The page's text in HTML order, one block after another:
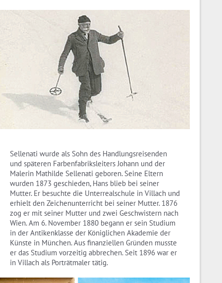
Sellenati wurde als Sohn des Handlungsreisenden
und späteren Farbenfabriksleiters Johann und der
Malerin Mathilde Sellenati geboren. Seine Eltern
wurden 1873 geschieden, Hans blieb bei seiner
Mutter. Er besuchte die Unterrealschule in Villach und
erhielt den Zeichenunterricht bei seiner Mutter. 1876
zog er mit seiner Mutter und zwei Geschwistern nach
Wien. Am 6. November 1880 begann er sein Studium
in der Antikenklasse der Königlichen Akademie der
Künste in München. Aus finanziellen Gründen musste
er das Studium vorzeitig abbrechen. Seit 1896 war er
in Villach als Porträtmaler tätig.